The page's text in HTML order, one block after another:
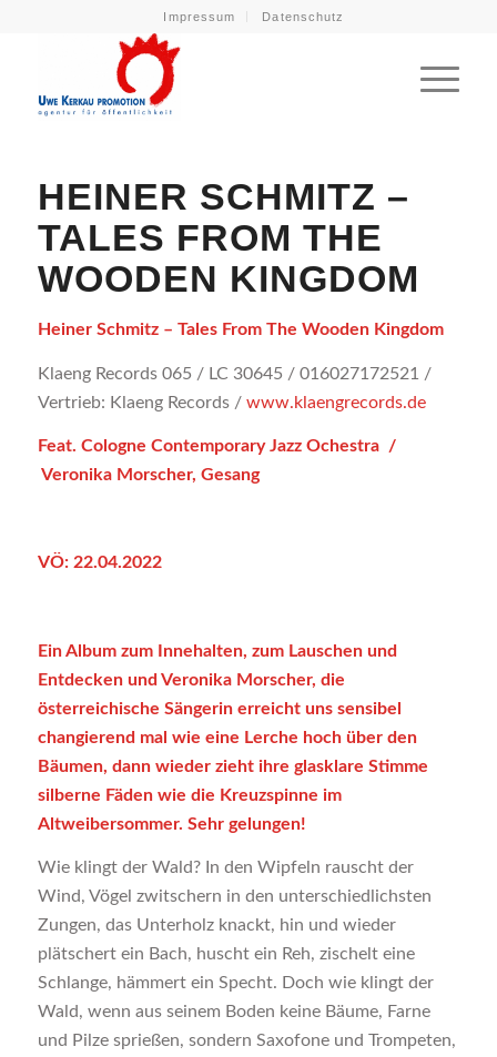
Impressum Datenschutz
HEINER SCHMITZ –
TALES FROM THE
WOODEN KINGDOM
Heiner Schmitz – Tales From The Wooden Kingdom
Klaeng Records 065 / LC 30645 / 016027172521 /
Vertrieb: Klaeng Records / www.klaengrecords.de
Feat. Cologne Contemporary Jazz Ochestra /
Veronika Morscher, Gesang
VÖ: 22.04.2022
Ein Album zum Innehalten, zum Lauschen und
Entdecken und Veronika Morscher, die
österreichische Sängerin erreicht uns sensibel
changierend mal wie eine Lerche hoch über den
Bäumen, dann wieder zieht ihre glasklare Stimme
silberne Fäden wie die Kreuzspinne im
Altweibersommer. Sehr gelungen!
Wie klingt der Wald? In den Wipfeln rauscht der
Wind, Vögel zwitschern in den unterschiedlichsten
Zungen, das Unterholz knackt, hin und wieder
plätschert ein Bach, huscht ein Reh, zischelt eine
Schlange, hämmert ein Specht. Doch wie klingt der
Wald, wenn aus seinem Boden keine Bäume, Farne
und Pilze sprießen, sondern Saxofone und Trompeten,